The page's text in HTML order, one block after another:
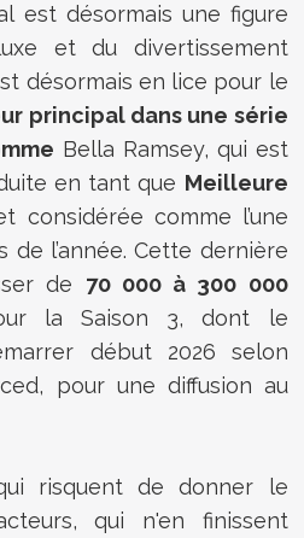
est désormais une figure
et du divertissement
désormais en lice pour le
principal dans une série
Bella Ramsey, qui est
en tant que Meilleure
considérée comme l’une
de l’année. Cette dernière
de 70 000 à 300 000
la Saison 3, dont le
début 2026 selon
pour une diffusion au
risquent de donner le
qui n'en finissent